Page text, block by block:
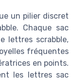
un pilier discret
Chaque sac
lettres scrabble,
fréquentes
en points.
les lettres sac